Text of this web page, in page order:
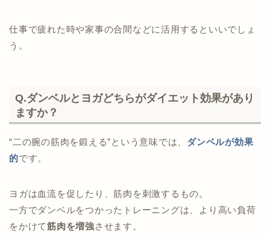
仕事で疲れた時や家事の合間などに活用するといいでしょ
う。
Q.ダンベルとヨガどちらがダイエット効果があり
ますか？
“二の腕の筋肉を鍛える”という意味では、 ダンベルが効果
的です。
ヨガは血流を促したり、筋肉を刺激するもの。
一方でダンベルをつかったトレーニングは、より高い負荷
をかけて筋肉を増強させます。